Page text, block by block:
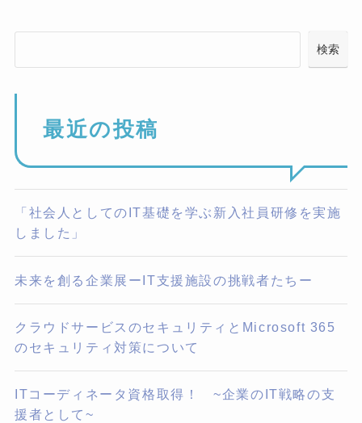
検索
最近の投稿
「社会人としてのIT基礎を学ぶ新入社員研修を実施
しました」
未来を創る企業展ーIT支援施設の挑戦者たちー
クラウドサービスのセキュリティとMicrosoft 365
のセキュリティ対策について
ITコーディネータ資格取得！ ~企業のIT戦略の支
援者として~